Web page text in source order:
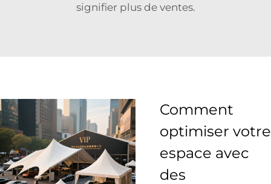
signifier plus de ventes.
Comment
optimiser votre
espace avec
des